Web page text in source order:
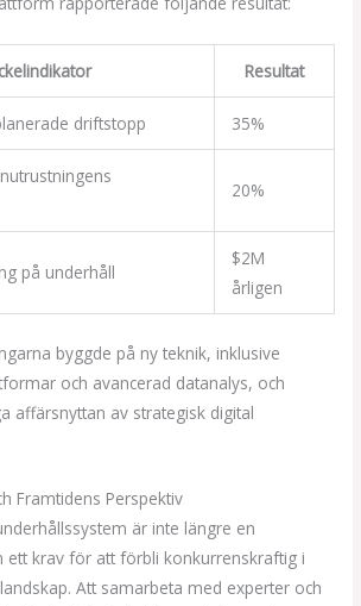
Resultat
driftstopp 35%
20%
på underhåll
$2M
årligen
byggde på ny teknik, inklusive
och avancerad datanalys, och
affärsnyttan av strategisk digital
Framtidens Perspektiv
är inte längre en
ett krav för att förbli konkurrenskraftig i
Att samarbeta med experter och